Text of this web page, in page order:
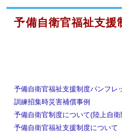
予備自衛官福祉支援
予備自衛官福祉支援制度パンフレ
訓練招集時災害補償事例
予備自衛官制度について(陸上自
予備自衛官福祉支援制度について